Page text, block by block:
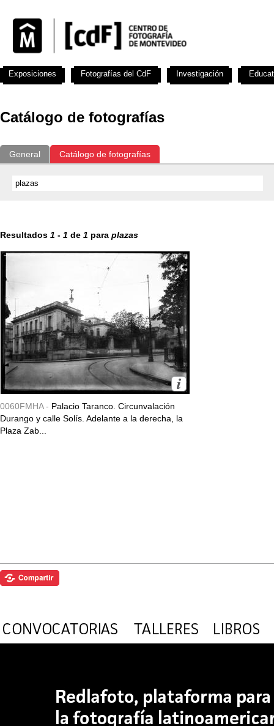
Catálogo de fotografías
General Catálogo de fotografías
Resultados 1 - 1 de 1 para plazas
0060FMHA - Palacio Taranco. Circunvalación
Durango y calle Solís. Adelante a la derecha, la
Plaza Zab...
Exposiciones Fotografías del CdF Investigación